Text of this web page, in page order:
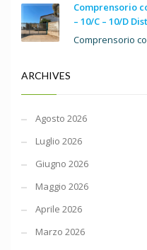
Comprensorio
– 10/C – 10/D
Comprensorio
ARCHIVES
Agosto 2026
Luglio 2026
Giugno 2026
Maggio 2026
Aprile 2026
Marzo 2026